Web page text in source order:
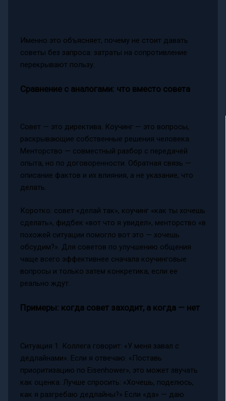
Именно это объясняет, почему не стоит давать
советы без запроса: затраты на сопротивление
перекрывают пользу.
Сравнение с аналогами: что вместо совета
Совет — это директива. Коучинг — это вопросы,
раскрывающие собственные решения человека.
Менторство — совместный разбор с передачей
опыта, но по договоренности. Обратная связь —
описание фактов и их влияния, а не указание, что
делать.
Коротко: совет «делай так», коучинг «как ты хочешь
сделать», фидбек «вот что я увидел», менторство «в
похожей ситуации помогло вот это — хочешь
обсудим?». Для советов по улучшению общения
чаще всего эффективнее сначала коучинговые
вопросы и только затем конкретика, если ее
реально ждут.
Примеры: когда совет заходит, а когда — нет
Ситуация 1. Коллега говорит: «У меня завал с
дедлайнами». Если я отвечаю: «Поставь
приоритизацию по Eisenhower», это может звучать
как оценка. Лучше спросить: «Хочешь, поделюсь,
как я разгребаю дедлайны?» Если «да» — даю